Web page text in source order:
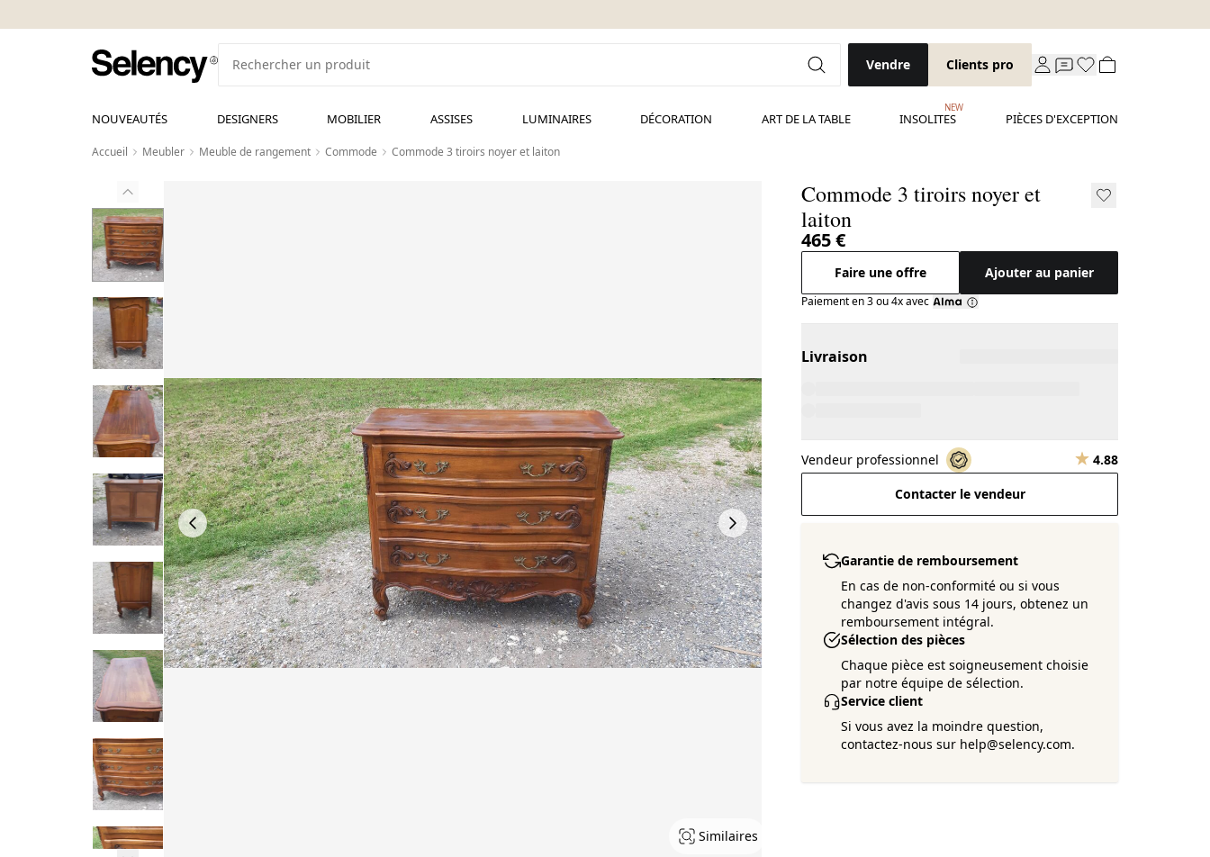
Vendre Clients pro
NOUVEAUTÉS DESIGNERS MOBILIER ASSISES LUMINAIRES DÉCORATION ART DE LA TABLE INSOLITES
NEW
PIÈCES D'EXCEPTION
Accueil Meubler Meuble de rangement Commode Commode 3 tiroirs noyer et laiton
Similaires
Commode 3 tiroirs noyer et
laiton
465 €
Faire une offre Ajouter au panier
Paiement en 3 ou 4x avec
Livraison
Vendeur professionnel
4.88
Contacter le vendeur
Garantie de remboursement
En cas de non-conformité ou si vous
changez d'avis sous 14 jours, obtenez un
remboursement intégral.
Sélection des pièces
Chaque pièce est soigneusement choisie
par notre équipe de sélection.
Service client
Si vous avez la moindre question,
contactez-nous sur help@selency.com.